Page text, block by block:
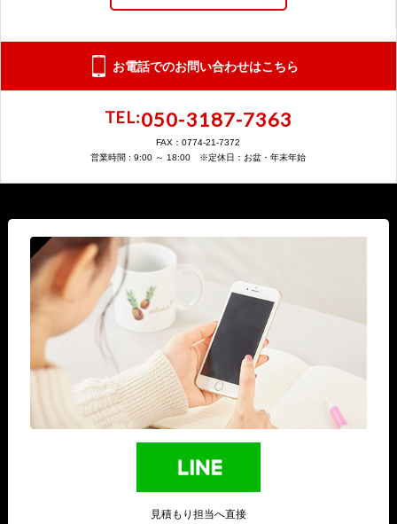
お電話でのお問い合わせはこちら
TEL:050-3187-7363
FAX：0774-21-7372
営業時間 : 9:00 ～ 18:00 ※定休日：お盆・年末年始
見積もり担当へ直接